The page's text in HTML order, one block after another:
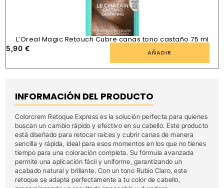
L’Oreal Magic Retouch Cubre canas tono castaño 75 ml
5,90 € AÑADIR
INFORMACIÓN DEL PRODUCTO
Colorcrem Retoque Express es la solución perfecta para quienes
buscan un cambio rápido y efectivo en su cabello. Este producto
está diseñado para retocar raíces y cubrir canas de manera
sencilla y rápida, ideal para esos momentos en los que no tienes
tiempo para una coloración completa. Su fórmula avanzada
permite una aplicación fácil y uniforme, garantizando un
acabado natural y brillante. Con un tono Rubio Claro, este
retoque se adapta perfectamente a tu color de cabello,